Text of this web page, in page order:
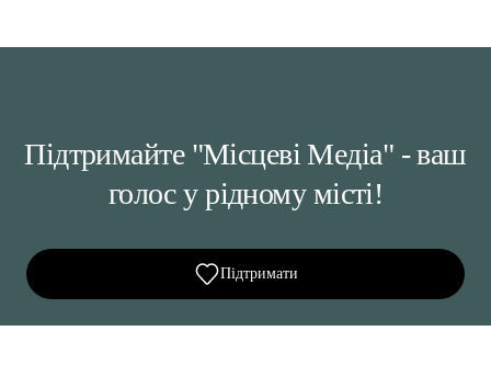
Підтримайте "Місцеві Медіа" - ваш
голос у рідному місті!
Підтримати